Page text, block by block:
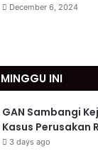
December 6, 2024
INI
GAN Sambangi
Kasus Perusakan
3 days ago